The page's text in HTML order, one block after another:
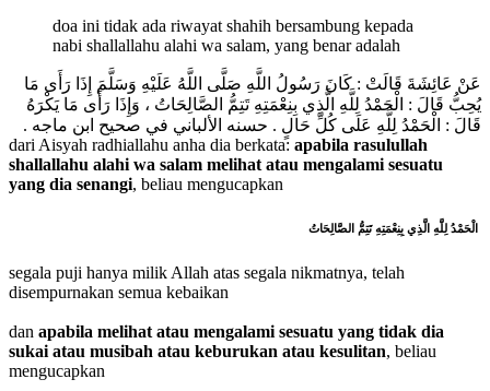
doa ini tidak ada riwayat shahih bersambung kepada
nabi shallallahu alahi wa salam, yang benar adalah
عَنْ عَائِشَةَ قَالَتْ : كَانَ رَسُولُ اللَّهِ صَلَّى اللَّهُ عَلَيْهِ وَسَلَّمَ إِذَا رَأَى مَا
يُحِبُّ قَالَ : الْحَمْدُ لِلَّهِ الَّذِي بِنِعْمَتِهِ تَتِمُّ الصَّالِحَاتُ ، وَإِذَا رَأَى مَا يَكْرَهُ
قَالَ : الْحَمْدُ لِلَّهِ عَلَى كُلِّ حَالٍ . حسنه الألباني في صحيح ابن ماجه .
dari Aisyah radhiallahu anha dia berkata: apabila rasulullah
shallallahu alahi wa salam melihat atau mengalami sesuatu
yang dia senangi, beliau mengucapkan
الْحَمْدُ لِلَّهِ الَّذِي بِنِعْمَتِهِ تَتِمُّ الصَّالِحَاتُ
segala puji hanya milik Allah atas segala nikmatnya, telah
disempurnakan semua kebaikan
dan apabila melihat atau mengalami sesuatu yang tidak dia
sukai atau musibah atau keburukan atau kesulitan, beliau
mengucapkan